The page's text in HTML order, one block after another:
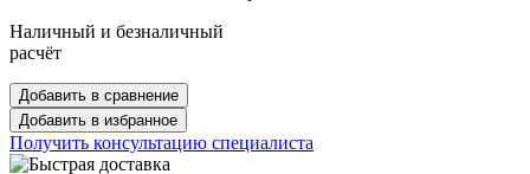
Наличный и безналичный
расчёт
Добавить в сравнение
Добавить в избранное
Получить консультацию специалиста